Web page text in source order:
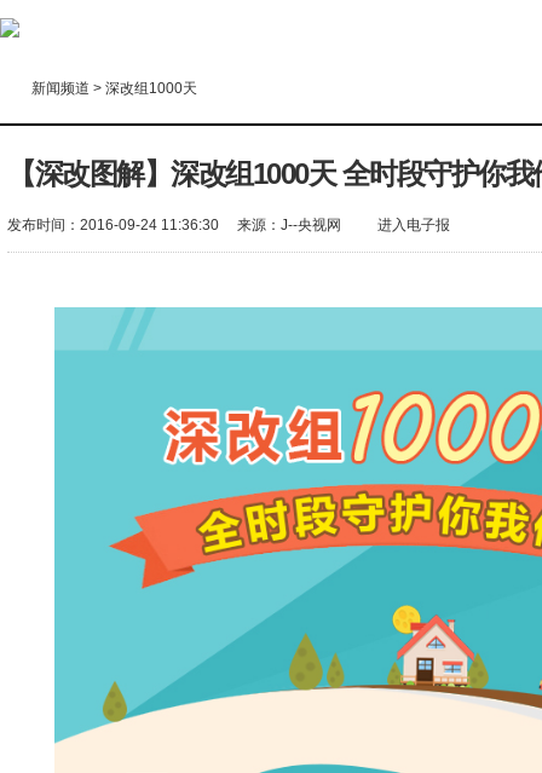
新闻频道 > 深改组1000天
【深改图解】深改组1000天 全时段守护你我
发布时间：2016-09-24 11:36:30 来源：J--央视网 进入电子报